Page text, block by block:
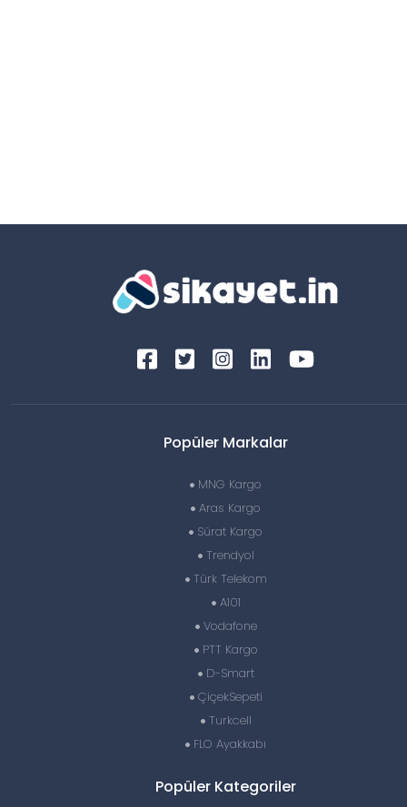
Popüler Markalar
MNG Kargo
Aras Kargo
Sürat Kargo
Trendyol
Türk Telekom
A101
Vodafone
PTT Kargo
D-Smart
ÇiçekSepeti
Turkcell
FLO Ayakkabı
Popüler Kategoriler